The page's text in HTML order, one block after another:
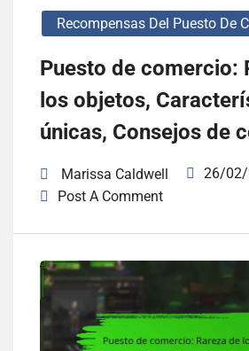
Recompensas Del Puesto De
Puesto de comercio:
los objetos,
únicas, Consejos de
Marissa Caldwell
26/
Post A Comment